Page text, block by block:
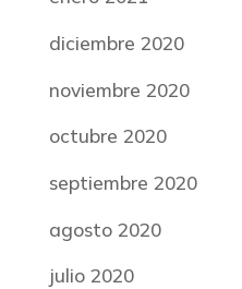
diciembre 2020
noviembre 2020
octubre 2020
septiembre 2020
agosto 2020
julio 2020